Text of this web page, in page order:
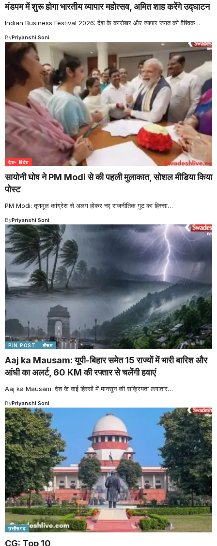
मंडपम में शुरू होगा भारतीय व्यापार महोत्सव, अमित शाह करेंगे उद्घाटन
Indian Business Festival 2026: देश के कारोबार और व्यापार जगत को वैश्विक…
ByPriyanshi Soni
देश- विदेश
सायोनी घोष ने PM Modi से की पहली मुलाकात, सोशल मीडिया किया
पोस्ट
PM Modi: तृणमूल कांग्रेस से अलग होकर नए राजनीतिक गुट का हिस्सा…
ByPriyanshi Soni
PIN POST मौसम
Aaj ka Mausam: यूपी-बिहार समेत 15 राज्यों में भारी बारिश और
आंधी का अलर्ट, 60 KM की रफ्तार से चलेंगी हवाएं
Aaj ka Mausam: देश के कई हिस्सों में मानसून की सक्रियता लगातार…
ByPriyanshi Soni
छत्तीसगढ
CG: Top 10